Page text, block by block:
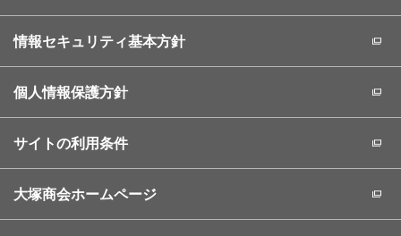
情報セキュリティ基本方針
個人情報保護方針
サイトの利用条件
大塚商会ホームページ